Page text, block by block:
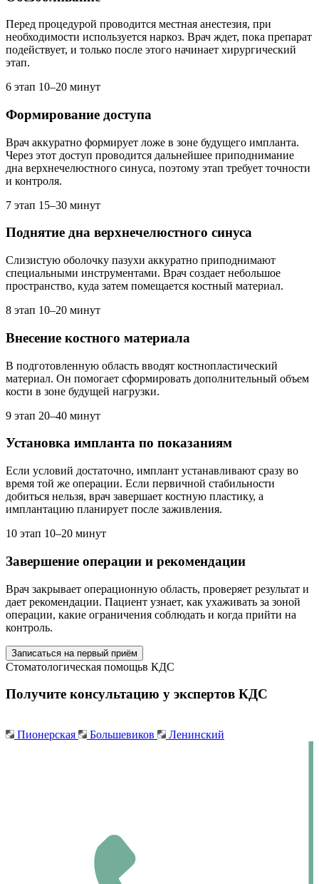
Перед процедурой проводится местная анестезия, при
необходимости используется наркоз. Врач ждет, пока препарат
подействует, и только после этого начинает хирургический
этап.
6 этап 10–20 минут
Формирование доступа
Врач аккуратно формирует ложе в зоне будущего импланта.
Через этот доступ проводится дальнейшее приподнимание
дна верхнечелюстного синуса, поэтому этап требует точности
и контроля.
7 этап 15–30 минут
Поднятие дна верхнечелюстного синуса
Слизистую оболочку пазухи аккуратно приподнимают
специальными инструментами. Врач создает небольшое
пространство, куда затем помещается костный материал.
8 этап 10–20 минут
Внесение костного материала
В подготовленную область вводят костнопластический
материал. Он помогает сформировать дополнительный объем
кости в зоне будущей нагрузки.
9 этап 20–40 минут
Установка импланта по показаниям
Если условий достаточно, имплант устанавливают сразу во
время той же операции. Если первичной стабильности
добиться нельзя, врач завершает костную пластику, а
имплантацию планирует после заживления.
10 этап 10–20 минут
Завершение операции и рекомендации
Врач закрывает операционную область, проверяет результат и
дает рекомендации. Пациент узнает, как ухаживать за зоной
операции, какие ограничения соблюдать и когда прийти на
контроль.
Записаться на первый приём
Стоматологическая помощьв КДС
Получите консультацию у экспертов КДС
Пионерская Большевиков Ленинский